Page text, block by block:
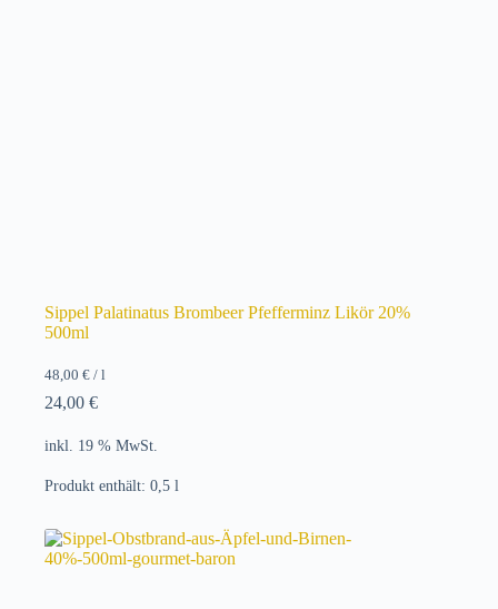
Sippel Palatinatus Brombeer Pfefferminz Likör 20%
500ml
48,00 € / l
24,00 €
inkl. 19 % MwSt.
Produkt enthält: 0,5 l